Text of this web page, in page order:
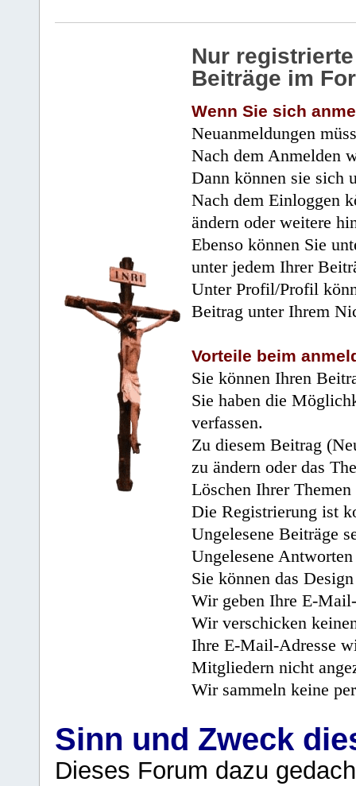
Nur
Beiträge im
Wenn Sie sich
Neuanmeldungen
Nach dem Anmelden
Dann können sie sich
Nach dem Einloggen
ändern oder weitere
Ebenso können Sie
unter jedem Ihrer
Unter Profil/Profil
Beitrag unter Ihrem
Vorteile beim
Sie können Ihren
Sie haben die
verfassen.
Zu diesem Beitrag
zu ändern oder das
Löschen Ihrer
Die Registrierung ist
Ungelesene Beiträge
Ungelesene
Sie können das
Wir geben Ihre E-
Wir verschicken
Ihre E-Mail-Adresse
Mitgliedern nicht
Wir sammeln keine
Sinn und Zweck
Dieses Forum dazu